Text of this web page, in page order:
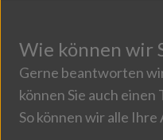
Wie können wir
Gerne beantworten
können Sie auch
So können wir alle